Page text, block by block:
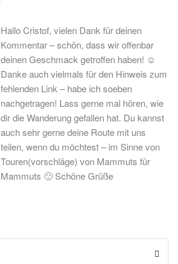
Hallo Cristof, vielen Dank für deinen
Kommentar – schön, dass wir offenbar
deinen Geschmack getroffen haben! ☺️
Danke auch vielmals für den Hinweis zum
fehlenden Link – habe ich soeben
nachgetragen! Lass gerne mal hören, wie
dir die Wanderung gefallen hat. Du kannst
auch sehr gerne deine Route mit uns
teilen, wenn du möchtest – im Sinne von
Touren(vorschläge) von Mammuts für
Mammuts 🙂 Schöne Grüße